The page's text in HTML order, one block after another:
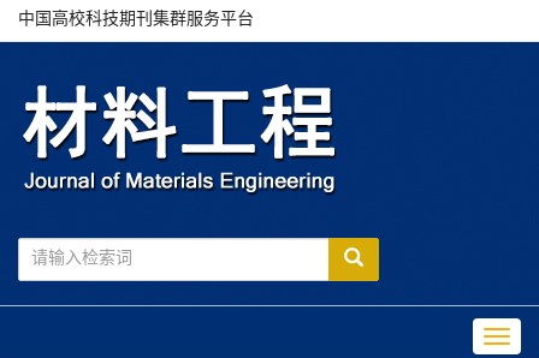
中国高校科技期刊集群服务平台